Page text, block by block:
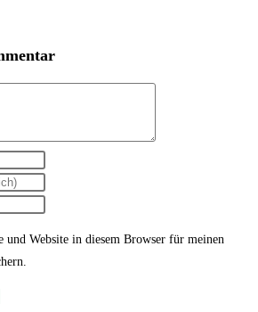
und Website in diesem Browser für meinen